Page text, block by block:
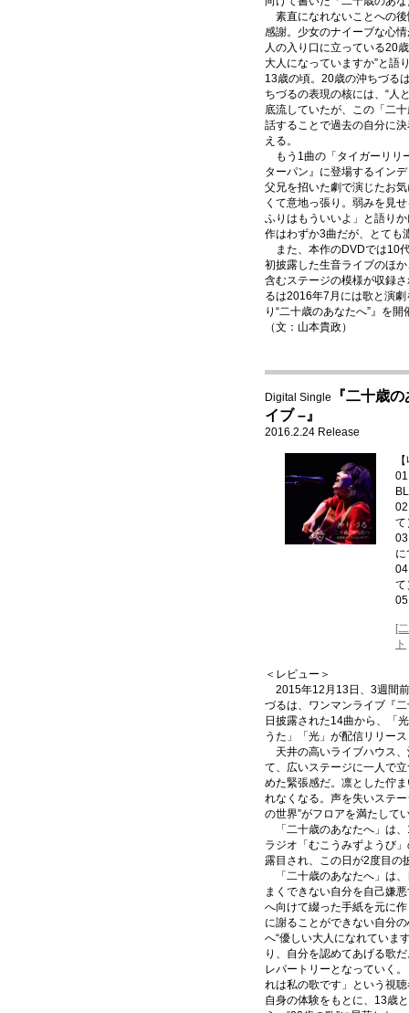
素直になれないことへの
感謝。少女のナイーブな心
人の入り口に立っている20
大人になっていますか”と語
13歳の頃。20歳の沖ちづる
ちづるの表現の核には、“人
底流していたが、この「二
話することで過去の自分に
える。
もう1曲の「タイガーリリ
ターパン』に登場するイン
父兄を招いた劇で演じたお
くて意地っ張り。弱みを見
ふりはもういいよ」と語り
作はわずか3曲だが、とても
また、本作のDVDでは10
初披露した生音ライブのほ
含むステージの模様が収録
るは2016年7月には歌と演
り“二十歳のあなたへ”』を
（文：山本貴政）
Digital Single
『二十歳
イブ –』
2016.2.24 Release
て
に
て
[
ト
＜レビュー＞
2015年12月13日、3週間
づるは、ワンマンライブ『
日披露された14曲から、「
うた」「光」が配信リリー
天井の高いライブハウス
て、広いステージに一人で
めた緊張感だ。凛とした佇
れなくなる。声を失いステ
の世界”がフロアを満たして
「二十歳のあなたへ」は
ラジオ「むこうみずようび
露目され、この日が2度目の
「二十歳のあなたへ」は
まくできない自分を自己嫌
へ向けて綴った手紙を元に
に謝ることができない自分
へ“優しい大人になれていま
り、自分を認めてあげる歌
レパートリーとなっていく
れは私の歌です」という視
自身の体験をもとに、13歳